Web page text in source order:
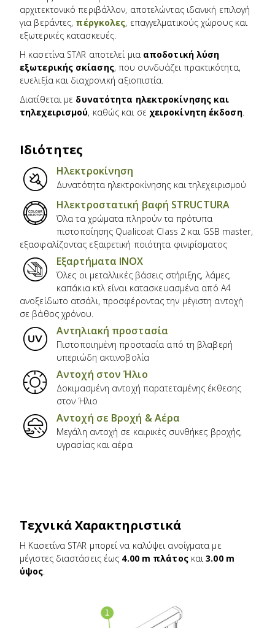
αρχιτεκτονικό περιβάλλον, αποτελώντας ιδανική επιλογή
για βεράντες, πέργκολες, επαγγελματικούς χώρους και
εξωτερικές κατασκευές.
Η κασετίνα STAR αποτελεί μια αποδοτική λύση
εξωτερικής σκίασης, που συνδυάζει πρακτικότητα,
ευελιξία και διαχρονική αξιοπιστία.
Διατίθεται με δυνατότητα ηλεκτροκίνησης και
τηλεχειρισμού, καθώς και σε χειροκίνητη έκδοση.
Ιδιότητες
Ηλεκτροκίνηση
Δυνατότητα ηλεκτροκίνησης και τηλεχειρισμού
Ηλεκτροστατική βαφή STRUCTURA
Όλα τα χρώματα πληρούν τα πρότυπα
πιστοποίησης Qualicoat Class 2 και GSB master,
εξασφαλίζοντας εξαιρετική ποιότητα φινιρίσματος
Εξαρτήματα ΙΝΟΧ
Όλες οι μεταλλικές βάσεις στήριξης, λάμες,
καπάκια κτλ είναι κατασκευασμένα από Α4
ανοξείδωτο ατσάλι, προσφέροντας την μέγιστη αντοχή
σε βάθος χρόνου.
Αντηλιακή προστασία
Πιστοποιημένη προστασία από τη βλαβερή
υπεριώδη ακτινοβολία
Αντοχή στον Ήλιο
Δοκιμασμένη αντοχή παρατεταμένης έκθεσης
στον Ήλιο
Αντοχή σε Βροχή & Αέρα
Μεγάλη αντοχή σε καιρικές συνθήκες βροχής,
υγρασίας και αέρα
Τεχνικά Χαρακτηριστικά
Η Κασετίνα STAR μπορεί να καλύψει ανοίγματα με
μέγιστες διαστάσεις έως 4.00 m πλάτοςκαι3.00 m
ύψος.